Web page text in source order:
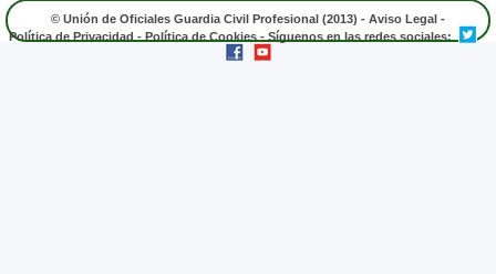
© Unión de Oficiales Guardia Civil Profesional (2013) - Aviso Legal -
Política de Privacidad - Política de Cookies - Síguenos en las redes sociales: